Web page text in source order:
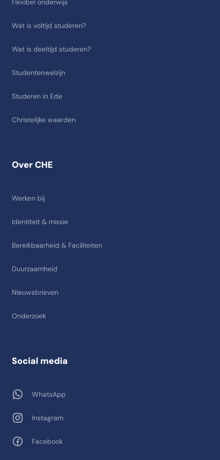
Over CHE
Werken bij
Identiteit & missie
Bereikbaarheid & Faciliteiten
Duurzaamheid
Nieuwsbrieven
Onderzoek
Flexibel onderwijs
Wat is voltijd studeren?
Wat is deeltijd studeren?
Studentenwelzijn
Studeren in Ede
Christelijke waarden
Social media
WhatsApp
Instagram
Facebook